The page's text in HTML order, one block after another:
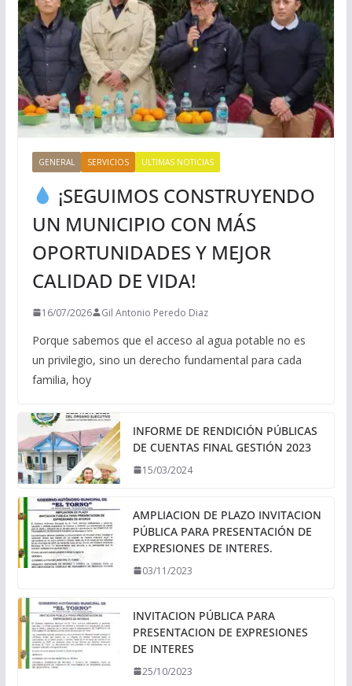
GENERAL SERVICIOS ULTIMAS NOTICIAS
¡SEGUIMOS CONSTRUYENDO
UN MUNICIPIO CON MÁS
OPORTUNIDADES Y MEJOR
CALIDAD DE VIDA!
16/07/2026 Gil Antonio Peredo Diaz
Porque sabemos que el acceso al agua potable no es
un privilegio, sino un derecho fundamental para cada
familia, hoy
INFORME DE RENDICIÓN PÚBLICAS
DE CUENTAS FINAL GESTIÓN 2023
15/03/2024
AMPLIACION DE PLAZO INVITACION
PÚBLICA PARA PRESENTACIÓN DE
EXPRESIONES DE INTERES.
03/11/2023
INVITACION PÚBLICA PARA
PRESENTACION DE EXPRESIONES
DE INTERES
25/10/2023